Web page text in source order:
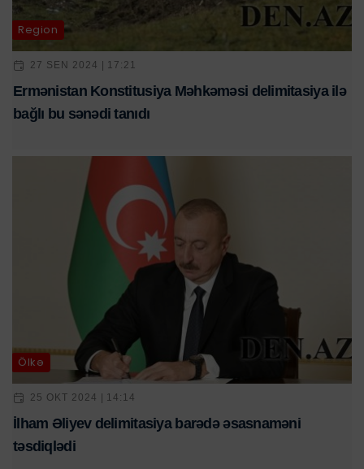
Region
27 SEN 2024 | 17:21
Ermənistan Konstitusiya Məhkəməsi delimitasiya ilə
bağlı bu sənədi tanıdı
Ölkə
25 OKT 2024 | 14:14
İlham Əliyev delimitasiya barədə əsasnaməni
təsdiqlədi